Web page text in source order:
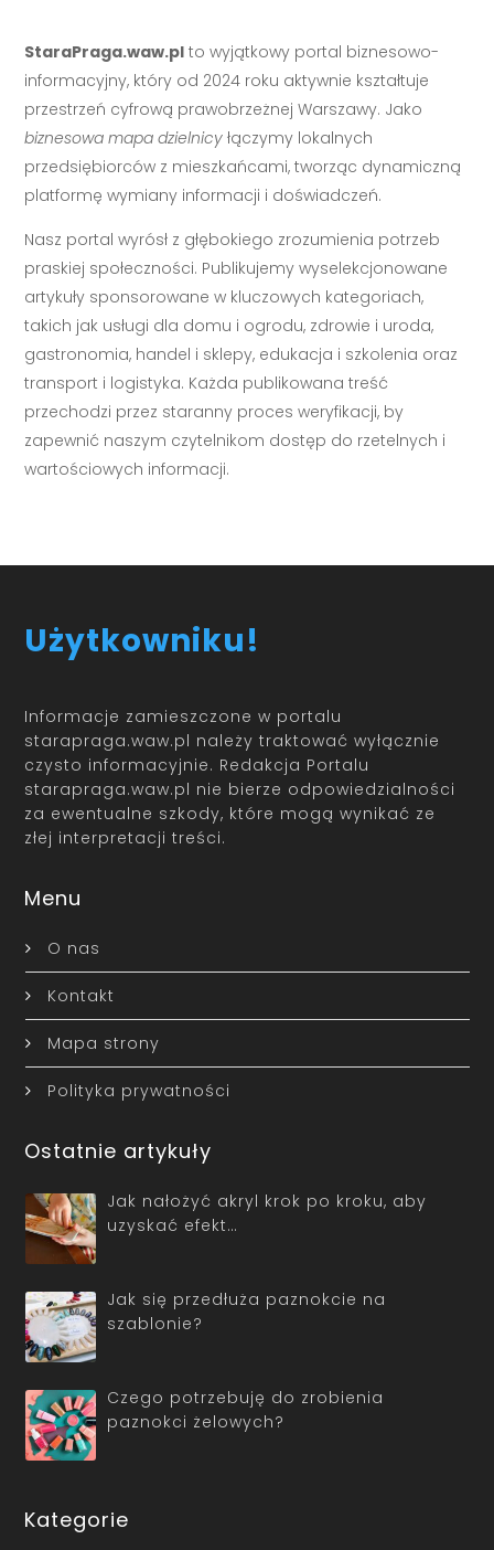
StaraPraga.waw.pl to wyjątkowy portal biznesowo-
informacyjny, który od 2024 roku aktywnie kształtuje
przestrzeń cyfrową prawobrzeżnej Warszawy. Jako
biznesowa mapa dzielnicy łączymy lokalnych
przedsiębiorców z mieszkańcami, tworząc dynamiczną
platformę wymiany informacji i doświadczeń.
Nasz portal wyrósł z głębokiego zrozumienia potrzeb
praskiej społeczności. Publikujemy wyselekcjonowane
artykuły sponsorowane w kluczowych kategoriach,
takich jak usługi dla domu i ogrodu, zdrowie i uroda,
gastronomia, handel i sklepy, edukacja i szkolenia oraz
transport i logistyka. Każda publikowana treść
przechodzi przez staranny proces weryfikacji, by
zapewnić naszym czytelnikom dostęp do rzetelnych i
wartościowych informacji.
Użytkowniku!
Informacje zamieszczone w portalu
starapraga.waw.pl należy traktować wyłącznie
czysto informacyjnie. Redakcja Portalu
starapraga.waw.pl nie bierze odpowiedzialności
za ewentualne szkody, które mogą wynikać ze
złej interpretacji treści.
Menu
O nas
Kontakt
Mapa strony
Polityka prywatności
Ostatnie artykuły
Jak nałożyć akryl krok po kroku, aby
uzyskać efekt…
Jak się przedłuża paznokcie na
szablonie?
Czego potrzebuję do zrobienia
paznokci żelowych?
Kategorie